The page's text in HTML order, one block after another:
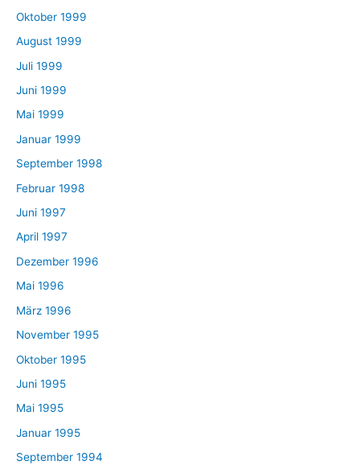
Oktober 1999
August 1999
Juli 1999
Juni 1999
Mai 1999
Januar 1999
September 1998
Februar 1998
Juni 1997
April 1997
Dezember 1996
Mai 1996
März 1996
November 1995
Oktober 1995
Juni 1995
Mai 1995
Januar 1995
September 1994